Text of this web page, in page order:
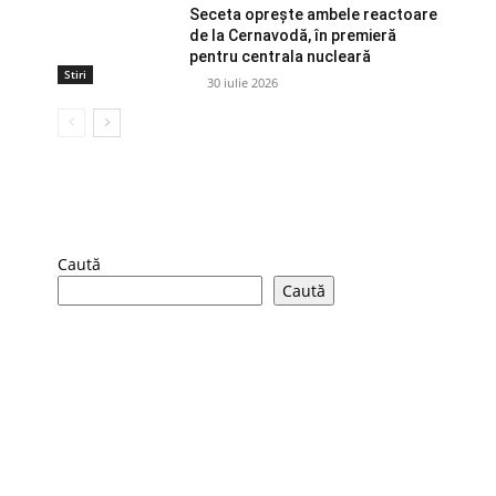
Stiri
Seceta oprește ambele reactoare
de la Cernavodă, în premieră
pentru centrala nucleară
30 iulie 2026
Caută
Caută